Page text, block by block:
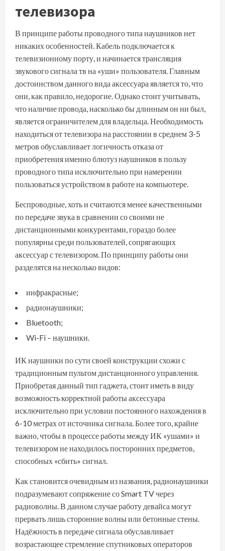
телевизора
В принципе работы проводного типа наушников нет
никаких особенностей. Кабель подключается к
телевизионному порту, и начинается трансляция
звукового сигнала тв на «уши» пользователя. Главным
достоинством данного вида аксессуара является то, что
они, как правило, недорогие. Однако стоит учитывать,
что наличие провода, насколько бы длинным он ни был,
является ограничителем для владельца. Необходимость
находиться от телевизора на расстоянии в среднем 3-5
метров обуславливает логичность отказа от
приобретения именно блютуз наушников в пользу
проводного типа исключительно при намерении
пользоваться устройством в работе на компьютере.
Беспроводные, хоть и считаются менее качественными
по передаче звука в сравнении со своими не
дистанционными конкурентами, гораздо более
популярны среди пользователей, сопрягающих
аксессуар с телевизором. По принципу работы они
разделятся на несколько видов:
инфракрасные;
радионаушники;
Bluetooth;
Wi-Fi – наушники.
ИК наушники по сути своей конструкции схожи с
традиционным пультом дистанционного управления.
Приобретая данный тип гаджета, стоит иметь в виду
возможность корректной работы аксессуара
исключительно при условии постоянного нахождения в
6-10 метрах от источника сигнала. Более того, крайне
важно, чтобы в процессе работы между ИК «ушами» и
телевизором не находилось посторонних предметов,
способных «сбить» сигнал.
Как становится очевидным из названия, радионаушники
подразумевают сопряжение со Smart TV через
радиоволны. В данном случае работу девайса могут
прервать лишь сторонние волны или бетонные стены.
Надёжность в передаче сигнала обуславливает
возрастающее стремление спутниковых операторов